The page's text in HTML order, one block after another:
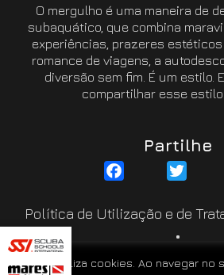
Este site utiliza cookies. Ao navegar no
O mergulho é uma maneira de
subaquático, que combina
experiências, prazeres estéticos
romance de viagens, a
diversão sem fim. É um estilo.
compartilhar esse estilo
Partilhe
Facebook
Política de Utilização e de
Resolução de